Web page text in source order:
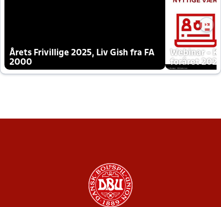
Årets Frivillige 2025, Liv Gish fra FA
2000
Webinar -
foråret